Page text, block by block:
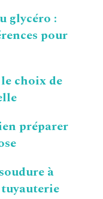
glycéro :
pour
choix de
préparer
à